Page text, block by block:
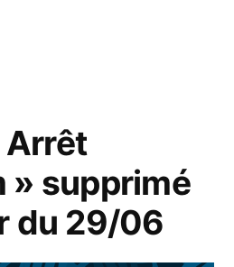
Arrêt
» supprimé
du 29/06